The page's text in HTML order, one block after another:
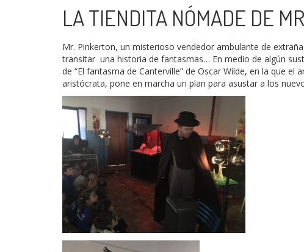
LA TIENDITA NÓMADE DE
Mr. Pinkerton, un misterioso vendedor ambulante de
transitar una historia de fantasmas… En medio de algún
de “El fantasma de Canterville” de Oscar Wilde, en la que
aristócrata, pone en marcha un plan para asustar a los